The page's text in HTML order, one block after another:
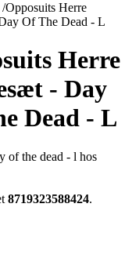
/Opposuits Herre
Of The Dead - L
Herre
- Day
Dead - L
of the dead - l hos
8719323588424.